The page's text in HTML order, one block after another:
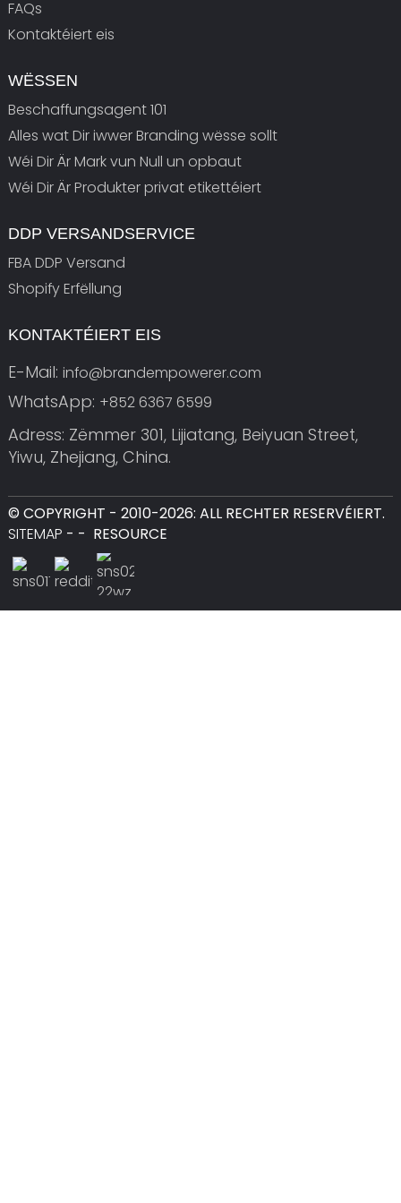
FAQs
Kontaktéiert eis
WËSSEN
Beschaffungsagent 101
Alles wat Dir iwwer Branding wësse sollt
Wéi Dir Är Mark vun Null un opbaut
Wéi Dir Är Produkter privat etikettéiert
DDP VERSANDSERVICE
FBA DDP Versand
Shopify Erfëllung
KONTAKTÉIERT EIS
E-Mail: info@brandempowerer.com
WhatsApp: +852 6367 6599
Adress: Zëmmer 301, Lijiatang, Beiyuan Street,
Yiwu, Zhejiang, China.
© COPYRIGHT - 2010-2026: ALL RECHTER RESERVÉIERT.
SITEMAP - - RESOURCE